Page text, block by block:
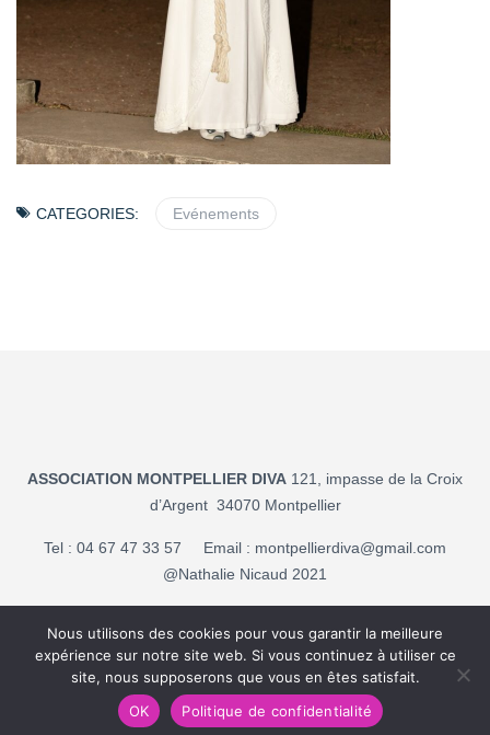
CATEGORIES: Evénements
ASSOCIATION MONTPELLIER DIVA 121, impasse de la Croix
d’Argent 34070 Montpellier
Tel : 04 67 47 33 57 Email : montpellierdiva@gmail.com
@Nathalie Nicaud 2021
Politique de confidentialité
Nous utilisons des cookies pour vous garantir la meilleure
expérience sur notre site web. Si vous continuez à utiliser ce
site, nous supposerons que vous en êtes satisfait.
OK
Politique de confidentialité